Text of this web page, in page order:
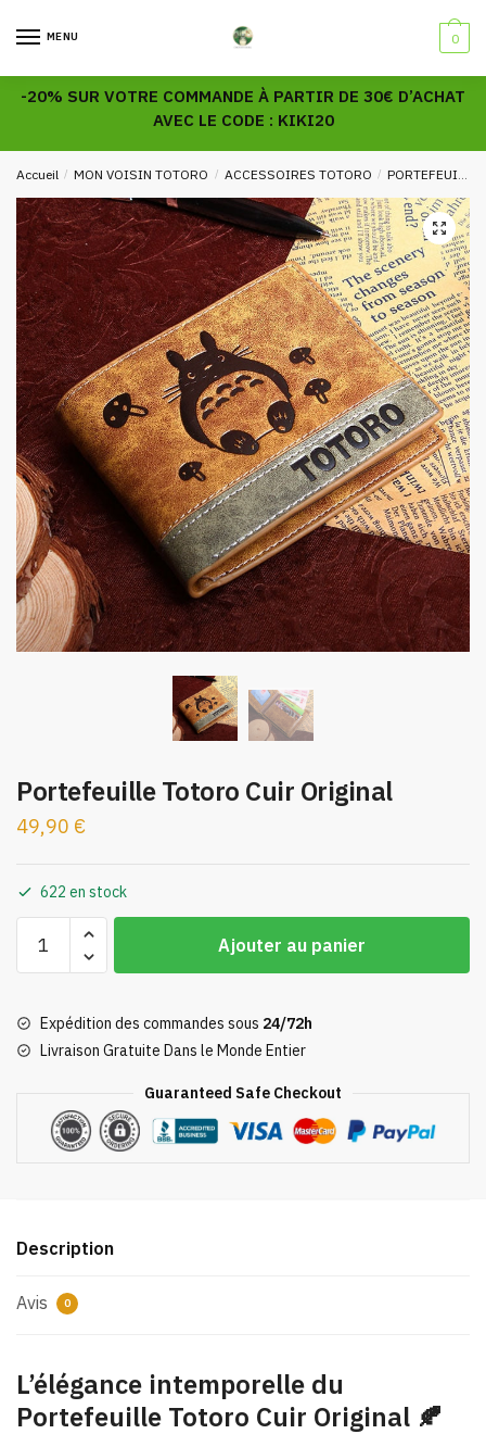
MENU 0
-20% SUR VOTRE COMMANDE À PARTIR DE 30€ D’ACHAT
AVEC LE CODE : KIKI20
Accueil / MON VOISIN TOTORO / ACCESSOIRES TOTORO / PORTEFEUILLES TOTORO
🔍
Portefeuille Totoro Cuir Original
49,90 €
622 en stock
Cuir
Original
Ajouter au panier
Expédition des commandes sous 24/72h
Livraison Gratuite Dans le Monde Entier
Guaranteed Safe Checkout
Description
Avis 0
L’élégance intemporelle du
Portefeuille Totoro Cuir Original 🍂